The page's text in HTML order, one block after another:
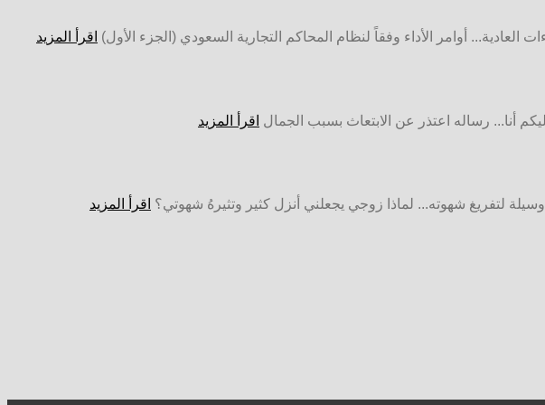
العادية... أوامر الأداء وفقاً لنظام المحاكم التجارية السعودي (الجزء الأول) اقرأ المزيد
أنا... رساله اعتذر عن الابتعاث بسبب الجمال اقرأ المزيد
لتفريغ شهوته... لماذا زوجي يجعلني أنزل كثير وتثيرهُ شهوتي؟ اقرأ المزيد